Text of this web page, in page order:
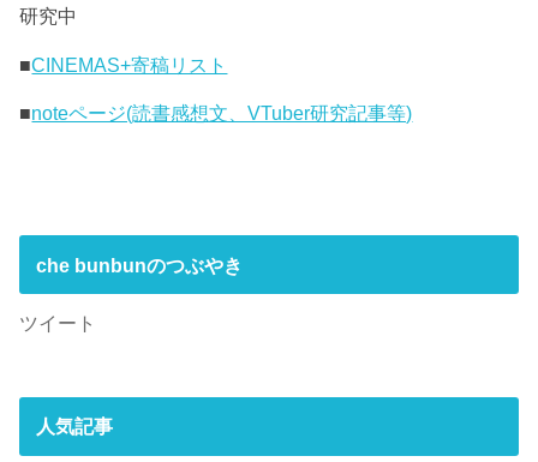
研究中
■CINEMAS+寄稿リスト
■noteページ(読書感想文、VTuber研究記事等)
che bunbunのつぶやき
ツイート
人気記事